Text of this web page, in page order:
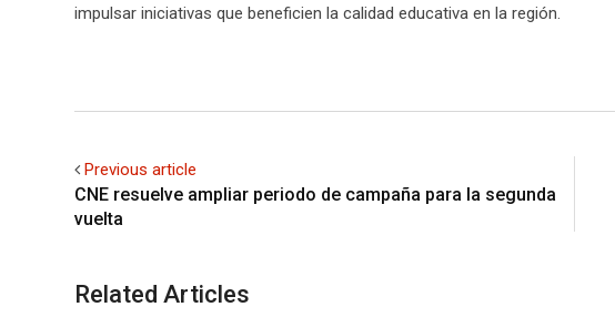
impulsar iniciativas que beneficien la calidad educativa en la región.
Previous article
CNE resuelve ampliar periodo de campaña para la segunda
vuelta
Related Articles